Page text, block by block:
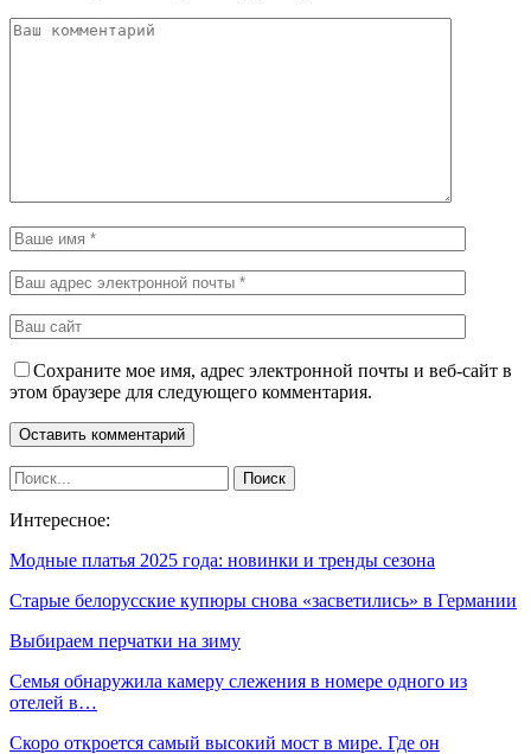
Сохраните мое имя, адрес электронной почты и веб-сайт в
этом браузере для следующего комментария.
Интересное:
Модные платья 2025 года: новинки и тренды сезона
Старые белорусские купюры снова «засветились» в Германии
Выбираем перчатки на зиму
Семья обнаружила камеру слежения в номере одного из
отелей в…
Скоро откроется самый высокий мост в мире. Где он